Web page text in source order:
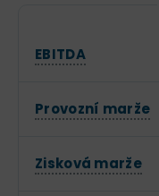
EBITDA
Provozní marže
Zisková marže